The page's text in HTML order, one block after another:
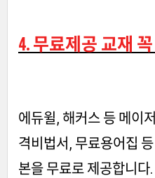
4. 무료제공 교재
에듀윌, 해커스 등 메이
격비법서, 무료용어집
본을 무료로 제공합니